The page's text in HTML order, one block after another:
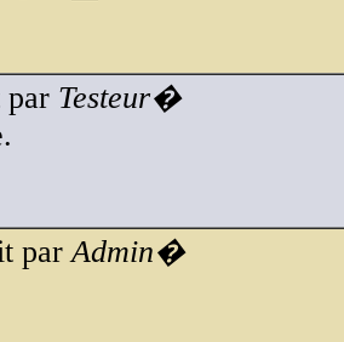
par Testeur�
par Admin�